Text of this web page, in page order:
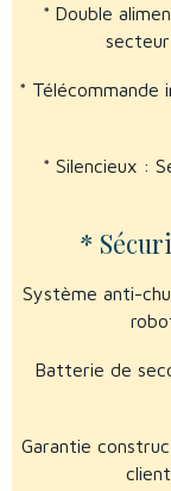
* Double
* Télécommande
* Silencieux :
*
Système anti-
Batterie de
Garantie